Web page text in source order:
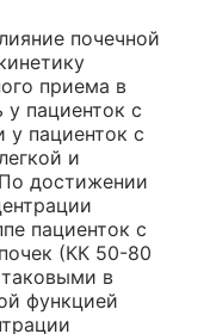
почечной
приема в
у пациенток с
у пациенток с
и
достижении
пациенток с
(КК 50-80
в
функцией